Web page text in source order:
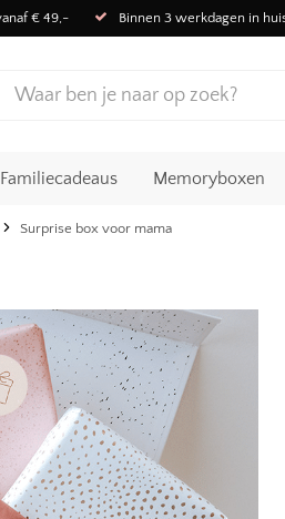
€ 49,- Binnen 3 werkdagen in
Familiecadeaus Memoryboxen
Surprise box voor mama